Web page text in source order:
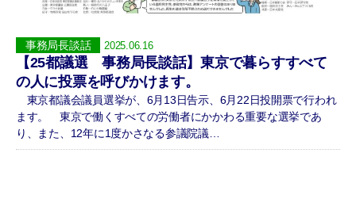
事務局長談話 2025.06.16
【25都議選 事務局長談話】東京で暮らすすべて
の人に投票を呼びかけます。
東京都議会議員選挙が、6月13日告示、6月22日投開票で行われ
ます。 東京で働くすべての労働者にかかわる重要な選挙であ
り、また、12年に1度かさなる参議院議…